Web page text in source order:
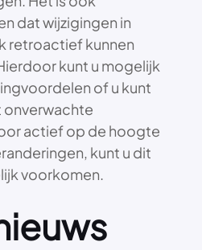
dat wijzigingen in
retroactief kunnen
kunt u mogelijk
of u kunt
onverwachte
actief op de hoogte
kunt u dit
voorkomen.